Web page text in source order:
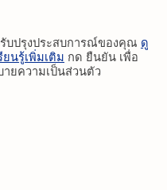
รับปรุงประสบการณ์ของคุณ ดู
ยนรู้เพิ่มเติม กด ยืนยัน เพื่อ
ยความเป็นส่วนตัว